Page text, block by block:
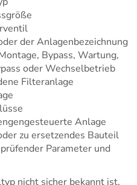
der Anlagenbezeichnung
Bypass, Wartung,
oder Wechselbetrieb
Filteranlage
Anlage
zu ersetzendes Bauteil
Parameter und
nicht sicher bekannt ist,